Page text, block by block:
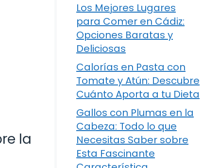
la
Los Mejores Lugares
para Comer en Cádiz:
Opciones Baratas y
Deliciosas
Calorías en Pasta con
Tomate y Atún: Descubre
Cuánto Aporta a tu Dieta
Gallos con Plumas en la
Cabeza: Todo lo que
Necesitas Saber sobre
Esta Fascinante